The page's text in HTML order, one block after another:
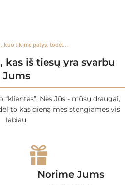
kuo tikime patys, todėl...
kas iš tiesų yra svarbu
Jums
Nes Jūs - mūsų draugai,
to kas dieną mes stengiamės vis
labiau.
Norime Jums